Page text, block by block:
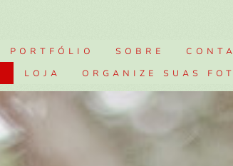
PORTFÓLIO SOBRE
LOJA ORGANIZE SUAS